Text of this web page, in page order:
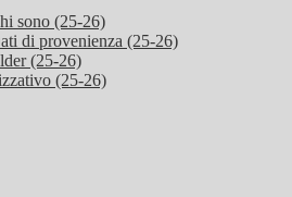
sono (25-26)
di provenienza (25-26)
(25-26)
(25-26)